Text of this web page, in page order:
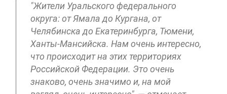
"Жители Уральского федерального
округа: от Ямала до Кургана, от
Челябинска до Екатеринбурга, Тюмени,
Ханты-Мансийска. Нам очень интересно,
что происходит на этих территориях
Российской Федерации. Это очень
знаково, очень значимо и, на мой